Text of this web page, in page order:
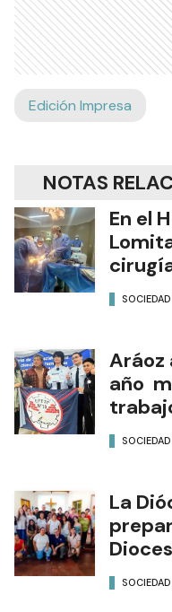
Edición Impresa
NOTAS
En el
SOCIEDAD
Aráoz
año
SOCIEDAD
La
SOCIEDAD